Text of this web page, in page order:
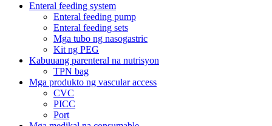
Enteral feeding system
Enteral feeding pump
Enteral feeding sets
Mga tubo ng nasogastric
Kit ng PEG
Kabuuang parenteral na nutrisyon
TPN bag
Mga produkto ng vascular access
CVC
PICC
Port